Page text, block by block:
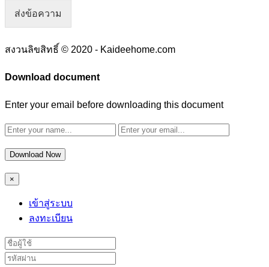
ส่งข้อความ
สงวนลิขสิทธิ์ © 2020 - Kaideehome.com
Download document
Enter your email before downloading this document
Download Now
×
เข้าสู่ระบบ
ลงทะเบียน